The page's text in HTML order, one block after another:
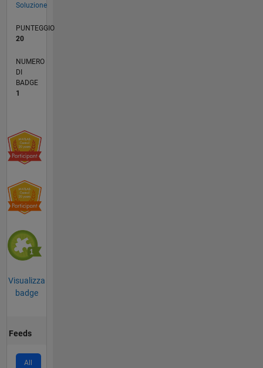
Soluzione
PUNTEGGIO
20
NUMERO
DI
BADGE
1
Visualizza
badge
Feeds
All